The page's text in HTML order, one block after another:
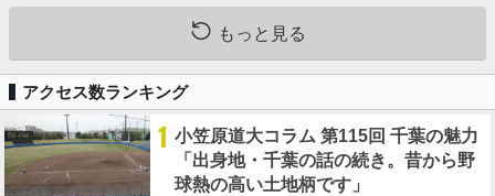
もっと見る
アクセス数ランキング
1 小笠原道大コラム 第115回 千葉の魅力
「出身地・千葉の話の続き。昔から野
球熱の高い土地柄です」